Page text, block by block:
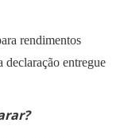
rendimentos
declaração entregue